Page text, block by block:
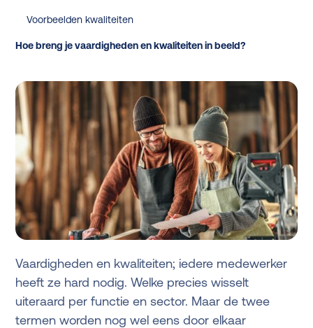
Vaardigheden en kwaliteiten; iedere medewerker
heeft ze hard nodig. Welke precies wisselt
uiteraard per functie en sector. Maar de twee
termen worden nog wel eens door elkaar
Voorbeelden kwaliteiten
Hoe breng je vaardigheden en kwaliteiten in beeld?